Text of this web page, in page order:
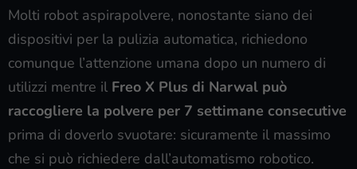
Molti robot aspirapolvere, nonostante siano dei
dispositivi per la pulizia automatica, richiedono
comunque l’attenzione umana dopo un numero di
utilizzi mentre il Freo X Plus di Narwal può
raccogliere la polvere per 7 settimane consecutive
prima di doverlo svuotare: sicuramente il massimo
che si può richiedere dall’automatismo robotico.